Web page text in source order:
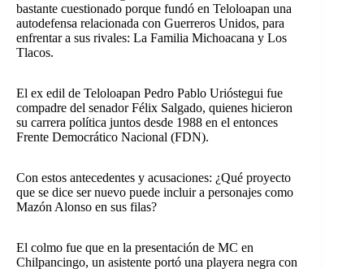
bastante cuestionado porque fundó en Teloloapan una
autodefensa relacionada con Guerreros Unidos, para
enfrentar a sus rivales: La Familia Michoacana y Los
Tlacos.
El ex edil de Teloloapan Pedro Pablo Urióstegui fue
compadre del senador Félix Salgado, quienes hicieron
su carrera política juntos desde 1988 en el entonces
Frente Democrático Nacional (FDN).
Con estos antecedentes y acusaciones: ¿Qué proyecto
que se dice ser nuevo puede incluir a personajes como
Mazón Alonso en sus filas?
El colmo fue que en la presentación de MC en
Chilpancingo, un asistente portó una playera negra con